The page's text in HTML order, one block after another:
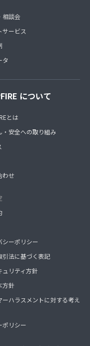
相談会
サービス
タ
について
とは
・安全への取り組み
わせ
シーポリシー
引法に基づく表記
ュリティ方針
方針
ーハラスメントに対する考え
ポリシー